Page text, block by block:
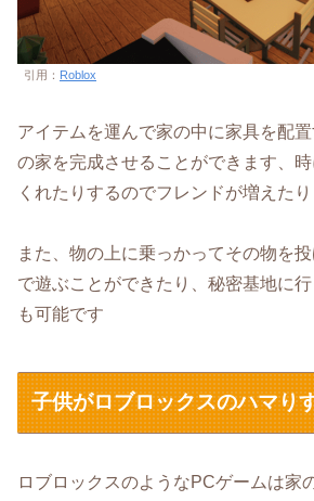
引用： Roblox
アイテムを運んで家の中に家具を配
の家を完成させることができます、
くれたりするのでフレンドが増えた
また、物の上に乗っかってその物を
で遊ぶことができたり、秘密基地に
も可能です
子供がロブロックスのハマり
ロブロックスのようなPCゲームは家